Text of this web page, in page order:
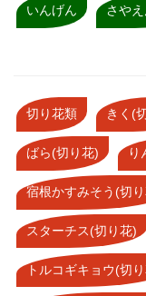
いんげん さや
切り花類 きく(
ばら(切り花) り
宿根かすみそう(切
スターチス(切り花)
トルコギキョウ(切